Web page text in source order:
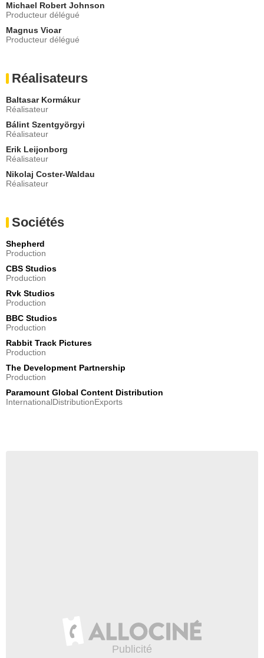
Sindri Swan
Soldat normand
- 1 Episode :4
Michael Robert Johnson
Producteur délégué
Magnus Vioar
Producteur délégué
Réalisateurs
Baltasar Kormákur
Réalisateur
Bálint Szentgyörgyi
Réalisateur
Erik Leijonborg
Réalisateur
Nikolaj Coster-Waldau
Réalisateur
Sociétés
Shepherd
Production
CBS Studios
Production
Rvk Studios
Production
BBC Studios
Production
Rabbit Track Pictures
Production
The Development Partnership
Production
Paramount Global Content Distribution
InternationalDistributionExports